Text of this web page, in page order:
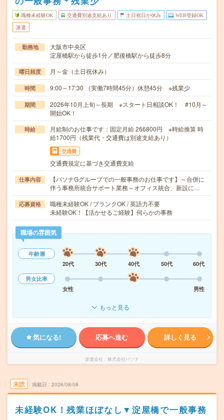
職種未経験OK 交通費別途支給あり 土日祝日が休み WEB登録OK
派遣
勤務地
大阪市中央区
淀屋橋駅から徒歩1分／肥後橋駅から徒歩8分
曜日頻度 月～金（土日祝休み）
時間 9:00～17:30 （実働7時間45分）休憩45分 ※残業少
期間
2026年10月上旬～長期 ※スタート日相談OK！ #10月～
開始OK！
時給
月給制のお仕事です：固定月給 266800円 ※時給換算 時
給1700円（残業代・交通費は別途支給あり）
交通費
交通費規定に基づき交通費支給
仕事内容
【パソナGグループでの一般事務のお仕事です】～合併に
伴う事務所統合サポート業務～オフィス統合、新設に…
応募資格
職種未経験OK / ブランクOK / 英語力不要
未経験OK！【活かせるご経験】何らかの事務
職場の雰囲気
年齢層
20代
30代 40代 50代
60代
男女比率
女性
男性
もっと見る
気になる! 応募へ進む 詳しく見る
派遣会社 株式会社パソナ
未読 掲載日 2026/08/08
未経験OK！残業ほぼなし▼淀屋橋で一般事務